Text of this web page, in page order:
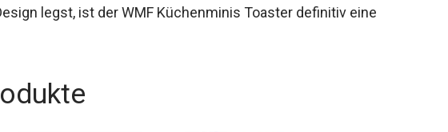
legst, ist der WMF Küchenminis Toaster definitiv eine